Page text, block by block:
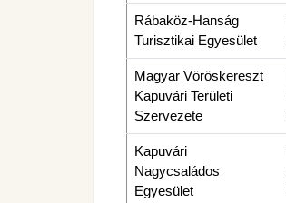
Rábaköz-Hanság
Turisztikai Egyesület
Magyar Vöröskereszt
Kapuvári Területi
Szervezete
Kapuvári
Nagycsaládos
Egyesület